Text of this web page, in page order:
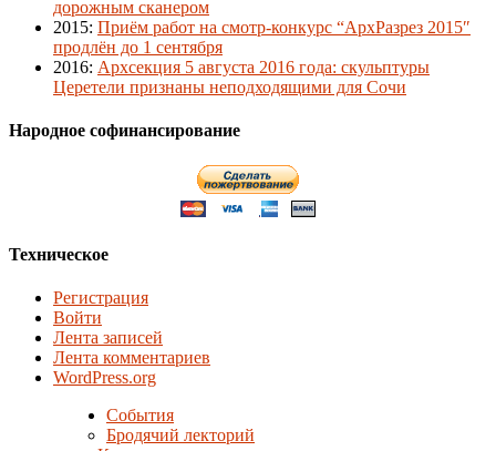
дорожным сканером
2015: Приём работ на смотр-конкурс “АрхРазрез 2015″
продлён до 1 сентября
2016: Архсекция 5 августа 2016 года: скульптуры
Церетели признаны неподходящими для Сочи
Народное софинансирование
Техническое
Регистрация
Войти
Лента записей
Лента комментариев
WordPress.org
События
Бродячий лекторий